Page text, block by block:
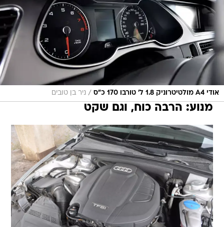
אודי A4 מולטיטרוניק 1.8 ל' טורבו 170 כ"ס / ניר בן טובים
מנוע: הרבה כוח, וגם שקט